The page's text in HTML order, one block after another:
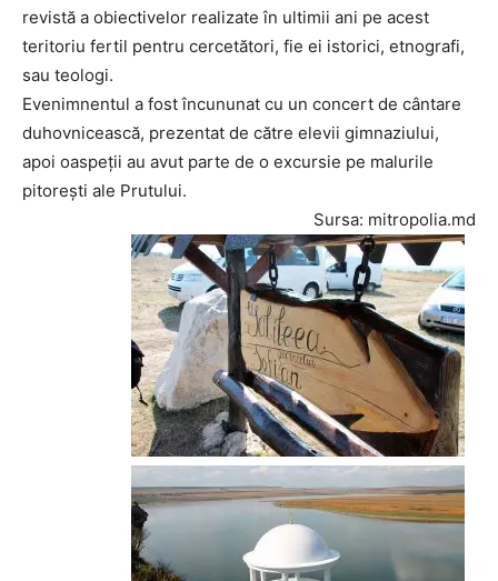
revistă a obiectivelor realizate în ultimii ani pe acest
teritoriu fertil pentru cercetători, fie ei istorici, etnografi,
sau teologi.
Evenimnentul a fost încununat cu un concert de cântare
duhovnicească, prezentat de către elevii gimnaziului,
apoi oaspeții au avut parte de o excursie pe malurile
pitorești ale Prutului.
Sursa: mitropolia.md